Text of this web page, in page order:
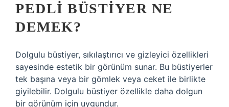
PEDLI BÜSTIYER NE
DEMEK?
Dolgulu büstiyer, sıkılaştırıcı ve gizleyici özellikleri
sayesinde estetik bir görünüm sunar. Bu büstiyerler
tek başına veya bir gömlek veya ceket ile birlikte
giyilebilir. Dolgulu büstiyer özellikle daha dolgun
bir görünüm için uygundur.